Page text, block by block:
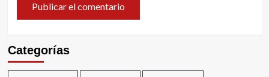
Categorías